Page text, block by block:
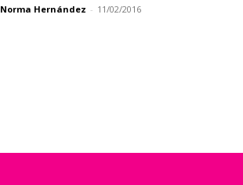
Norma Hernández - 11/02/2016